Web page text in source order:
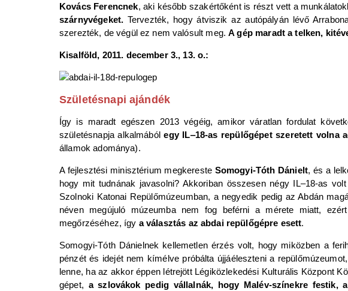
Kovács Ferencnek, aki később szakértőként is részt vett a
szárnyvégeket. Tervezték, hogy átviszik az autópályán lévő
szerezték, de végül ez nem valósult meg.A gép maradt a telken,
Kisalföld, 2011. december 3., 13. o.:
Születésnapi ajándék
Így is maradt egészen 2013 végéig, amikor váratlan fordulat
születésnapja alkalmábólegy IL‒18-as repülőgépet szeretett volna
államok adománya).
A fejlesztési minisztérium megkereste Somogyi-Tóth Dánielt, és a
hogy mit tudnának javasolni? Akkoriban összesen négy IL‒18-as
Szolnoki Katonai Repülőmúzeumban, a negyedik pedig az Abdán
néven megújuló múzeumba nem fog beférni a mérete miatt,
megőrzéséhez, így a választás az abdai repülőgépre esett.
Somogyi-Tóth Dánielnek kellemetlen érzés volt, hogy miközben a
pénzét és idejét nem kímélve próbálta újjáéleszteni a
lenne, ha az akkor éppen létrejött Légiközlekedési Kulturális Központ
gépet, a szlovákok pedig vállalnák, hogy Malév-színekre festik,